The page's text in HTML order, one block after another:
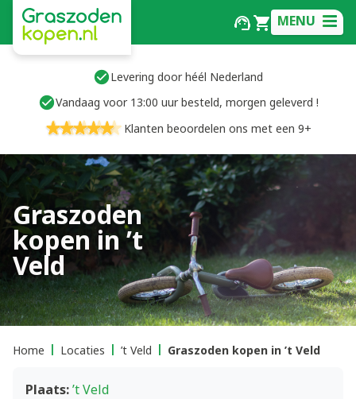
MENU
Levering door héél Nederland
Vandaag voor 13:00 uur besteld, morgen geleverd !
Klanten beoordelen ons met een 9+
Graszoden
kopen in ’t
Veld
Home Locaties ’t Veld Graszoden kopen in ’t Veld
Plaats:’t Veld